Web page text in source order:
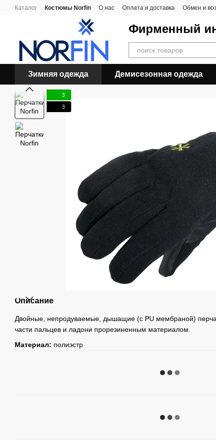
Перейти к основному контенту
Каталог Костюмы Norfin О нас Оплата и доставка Обмен и
Фирменный
Зимняя одежда Демисезонная одежда
3
3
Описание
Двойные, непродуваемые, дышащие (с PU мембраной)
части пальцев и ладони прорезиненным материалом.
Материал: полиэстр